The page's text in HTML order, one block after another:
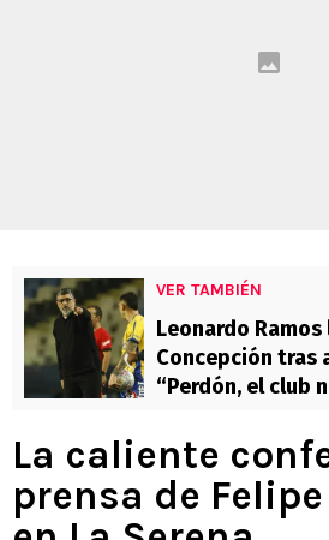
VER TAMBIÉN
Leonardo Ramos
Concepción tras
“Perdón, el club
La caliente
prensa de